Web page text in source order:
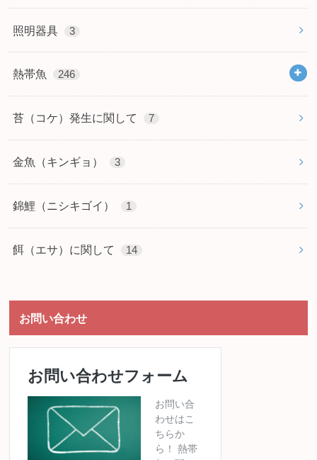
照明器具 3
熱帯魚 246
苔（コケ）発生に関して 7
金魚（キンギョ） 3
錦鯉（ニシキゴイ） 1
餌（エサ）に関して 14
お問い合わせ